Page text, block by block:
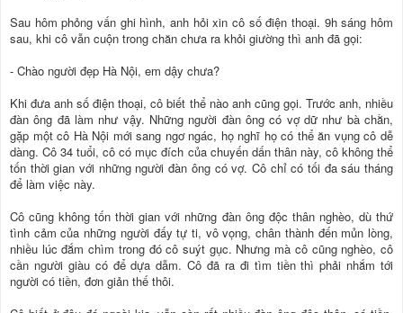
Sau hôm phỏng vấn ghi hình, anh hỏi xin cô số điện thoại. 9h sáng hôm
sau, khi cô vẫn cuộn trong chăn chưa ra khỏi giường thì anh đã gọi:
- Chào người đẹp Hà Nội, em dậy chưa?
Khi đưa anh số điện thoại, cô biết thể nào anh cũng gọi. Trước anh, nhiều
đàn ông đã làm như vậy. Những người đàn ông có vợ dữ như bà chằn,
gặp một cô Hà Nội mới sang ngơ ngác, họ nghĩ họ có thể ăn vụng cô dễ
dàng. Cô 34 tuổi, cô có mục đích của chuyến dấn thân này, cô không thể
tốn thời gian với những người đàn ông có vợ. Cô chỉ có tối đa sáu tháng
để làm việc này.
Cô cũng không tốn thời gian với những đàn ông độc thân nghèo, dù thứ
tình cảm của những người đấy tự ti, vô vọng, chân thành đến mủn lòng,
nhiều lúc đắm chìm trong đó cô suýt gục. Nhưng mà cô cũng nghèo, cô
cần người giàu có để dựa dẫm. Cô đã ra đi tìm tiền thì phải nhắm tới
người có tiền, đơn giản thế thôi.